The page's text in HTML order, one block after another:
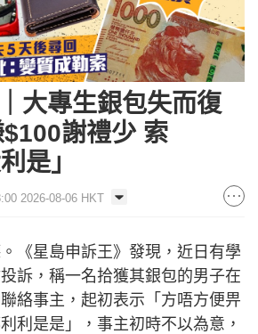
大專生銀包失而復
謝禮少 索
是」
2026-08-06 HKT
《星島申訴王》發現，近日有學
訴，稱一名拾獲其銀包的男子在
絡事主，起初表示「方唔方便畀
利是是」，事主初時不以為意，